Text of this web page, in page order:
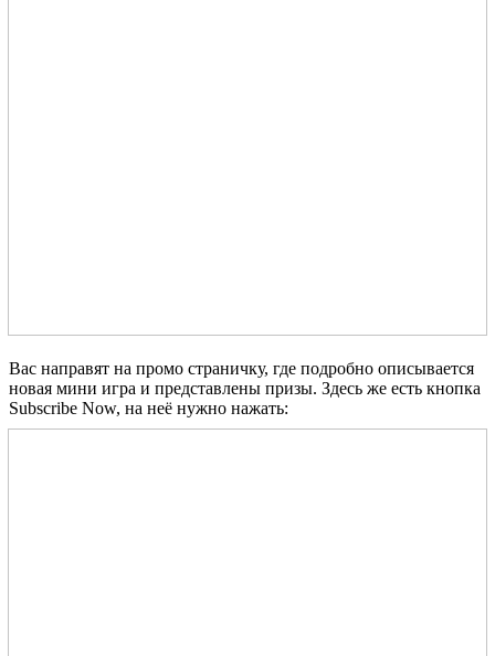
Вас направят на промо страничку, где подробно описывается
новая мини игра и представлены призы. Здесь же есть кнопка
Subscribe Now, на неё нужно нажать: